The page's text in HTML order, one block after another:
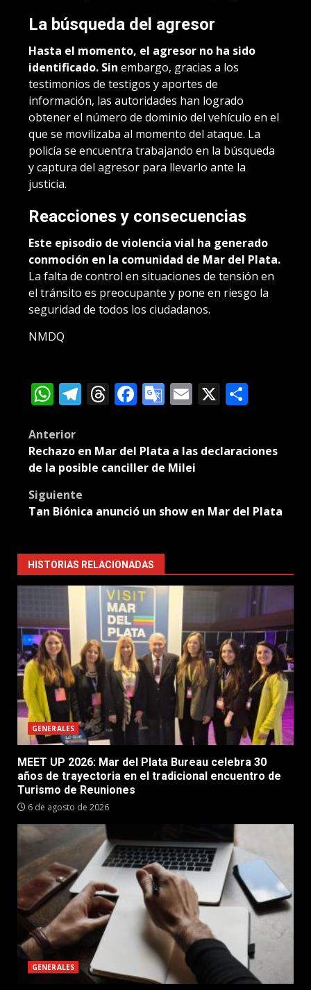
La búsqueda del agresor
Hasta el momento, el agresor no ha sido
identificado. Sin embargo, gracias a los
testimonios de testigos y aportes de
información, las autoridades han logrado
obtener el número de dominio del vehículo en el
que se movilizaba al momento del ataque. La
policía se encuentra trabajando en la búsqueda
y captura del agresor para llevarlo ante la
justicia.
Reacciones y consecuencias
Este episodio de violencia vial ha generado
conmoción en la comunidad de Mar del Plata.
La falta de control en situaciones de tensión en
el tránsito es preocupante y pone en riesgo la
seguridad de todos los ciudadanos.
NMDQ
WhatsApp
Telegram
Threads
Facebook
Google
Translate
Email
X
Post
navigation
Anterior
Rechazo en Mar del Plata a las declaraciones
de la posible canciller de Milei
Siguiente
Tan Biónica anunció un show en Mar del Plata
HISTORIAS RELACIONADAS
GENERALES
MEET UP 2026: Mar del Plata Bureau celebra 30
años de trayectoria en el tradicional encuentro de
Turismo de Reuniones
6 de agosto de 2026
GENERALES